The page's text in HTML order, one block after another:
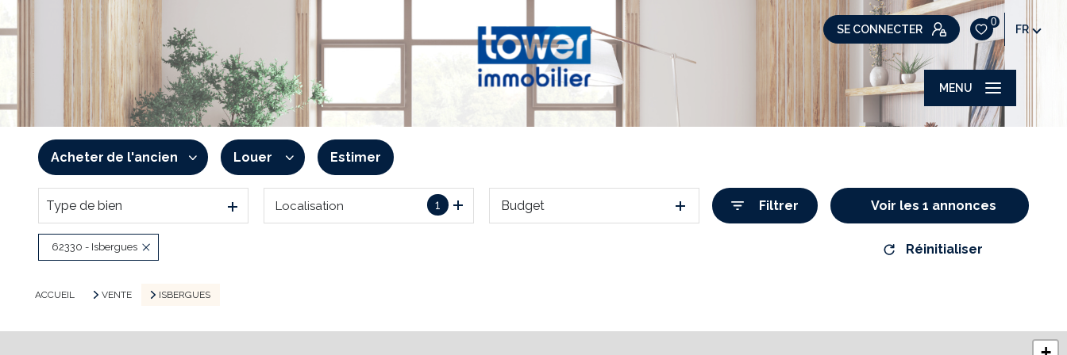
SE CONNECTER
0
FR
MENU
Acheter de l'ancien
De l'ancien
De l'immo pro
Louer
à l'année
Estimer
Type de bien 1
Localisation Budget Filtrer Voir les 1 annonces
62330 - Isbergues Réinitialiser
ACCUEIL VENTE ISBERGUES